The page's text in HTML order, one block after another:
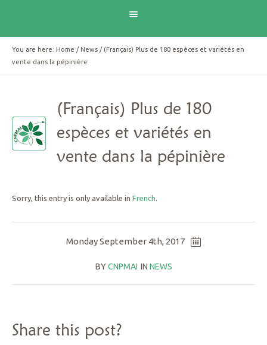
You are here: Home / News / (Français) Plus de 180 espèces et variétés en
vente dans la pépinière
(Français) Plus de 180
espèces et variétés en
vente dans la pépinière
Sorry, this entry is only available in French.
Monday September 4th, 2017
BYCNPMAI IN NEWS
Share this post?